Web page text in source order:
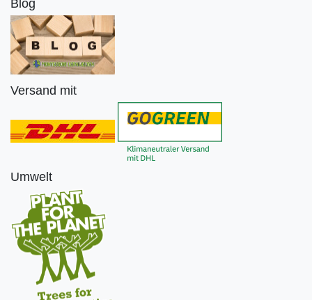
Blog
Versand mit
Umwelt